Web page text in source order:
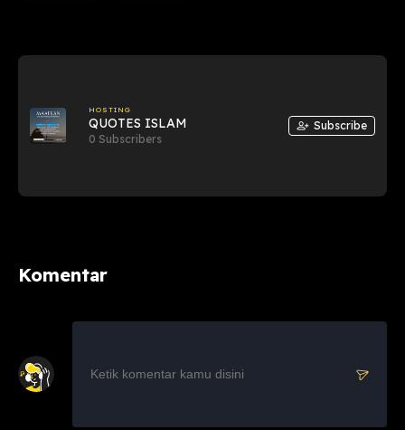
HOSTING
QUOTES ISLAM
0 Subscribers
Subscribe
Komentar